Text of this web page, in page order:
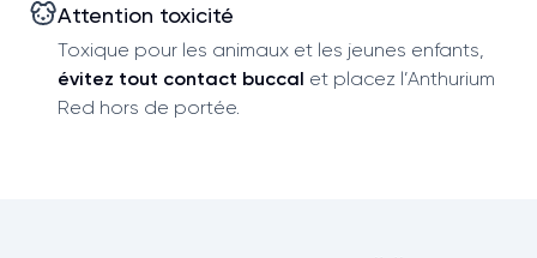
Attention toxicité
Toxique pour les animaux et les jeunes enfants,
évitez tout contact buccal et placez l’Anthurium
Red hors de portée.